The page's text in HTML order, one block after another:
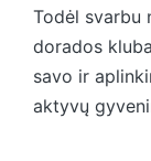
Todėl svarbu
dorados
savo ir
aktyvų